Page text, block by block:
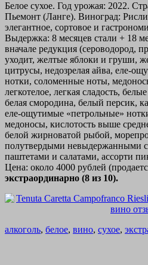
Белое сухое. Год урожая: 2022.
Пьемонт (Ланге). Виноград:
элегантное, сортовое и
Выдержка: 8 месяцев стали + 18
вначале редукция (сероводород,
уходит, желтые яблоки и груши,
цитрусы, недозрелая айва, еле-
нотки, соломенные ноты,
легкотелое, легкая сладость,
белая смородина, белый персик,
еле-ощутимые «петрольные»
медоносы, кислотость выше
белой жирноватой рыбой,
полутвердыми невыдержанными
паштетами и салатами, ассорти
Цена: около 4000 рублей
экстраординарно (8 из 10).
алкоголь, белое, вино, сухое,